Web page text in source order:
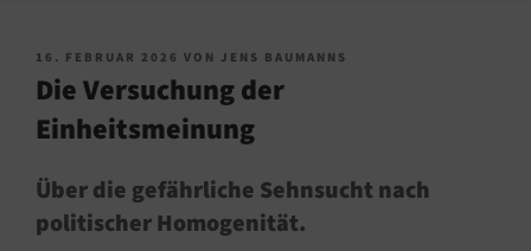
VERÖFFENTLICHT
AM
16. FEBRUAR 2026 VON JENS BAUMANNS
Die Versuchung der
Einheitsmeinung
Über die gefährliche Sehnsucht nach
politischer Homogenität.